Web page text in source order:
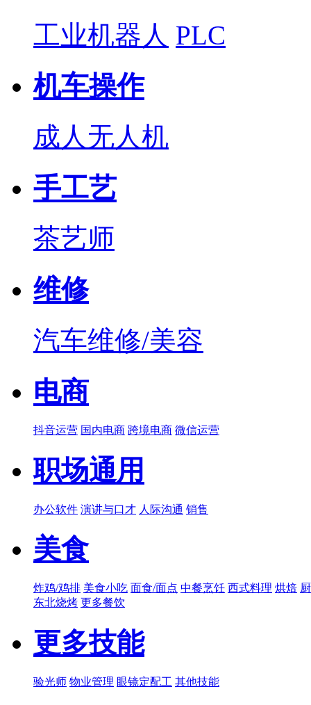
工业机器人 PLC
机车操作
成人无人机
手工艺
茶艺师
维修
汽车维修/美容
电商
抖音运营 国内电商 跨境电商 微信运营
职场通用
办公软件 演讲与口才 人际沟通 销售
美食
炸鸡/鸡排 美食小吃 面食/面点 中餐烹饪 西式料理 烘焙
东北烧烤 更多餐饮
更多技能
验光师 物业管理 眼镜定配工 其他技能